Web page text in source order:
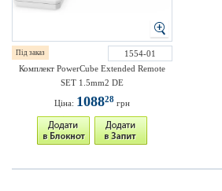
Під заказ
1554-01
Комплект PowerCube Extended Remote
SET 1.5mm2 DE
Ціна: 108828 грн